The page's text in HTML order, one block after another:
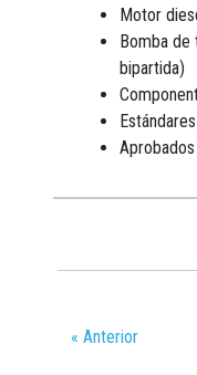
Motor
Bomba
bipartida)
« Anterior